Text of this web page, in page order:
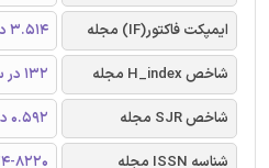
ایمپکت فاکتور(IF) مجله
3.514 در سال 2018
شاخص H_index مجله
132 در سال 2019
شاخص SJR مجله
0.592 در سال 2018
شناسه ISSN مجله
8220